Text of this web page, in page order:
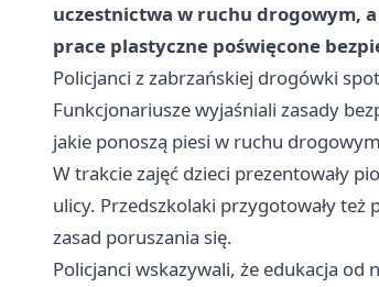
uczestnictwa w ruchu drogowym,
prace plastyczne poświęcone
Policjanci z zabrzańskiej drogówki
Funkcjonariusze wyjaśniali zasady
jakie ponoszą piesi w ruchu
W trakcie zajęć dzieci prezentowały
ulicy. Przedszkolaki przygotowały też
zasad poruszania się.
Policjanci wskazywali, że edukacja od